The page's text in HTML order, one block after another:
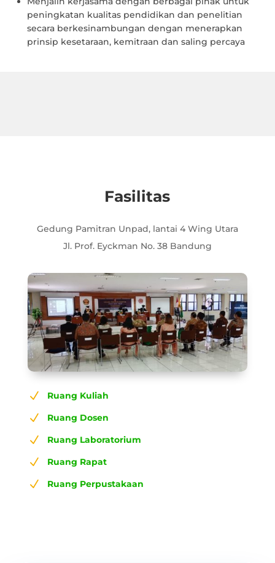
peningkatan kualitas pendidikan dan penelitian
secara berkesinambungan dengan menerapkan
prinsip kesetaraan, kemitraan dan saling percaya
Fasilitas
Gedung Pamitran Unpad, lantai 4 Wing Utara
Jl. Prof. Eyckman No. 38 Bandung
N Ruang Kuliah
N Ruang Dosen
N Ruang Laboratorium
N Ruang Rapat
N Ruang Perpustakaan